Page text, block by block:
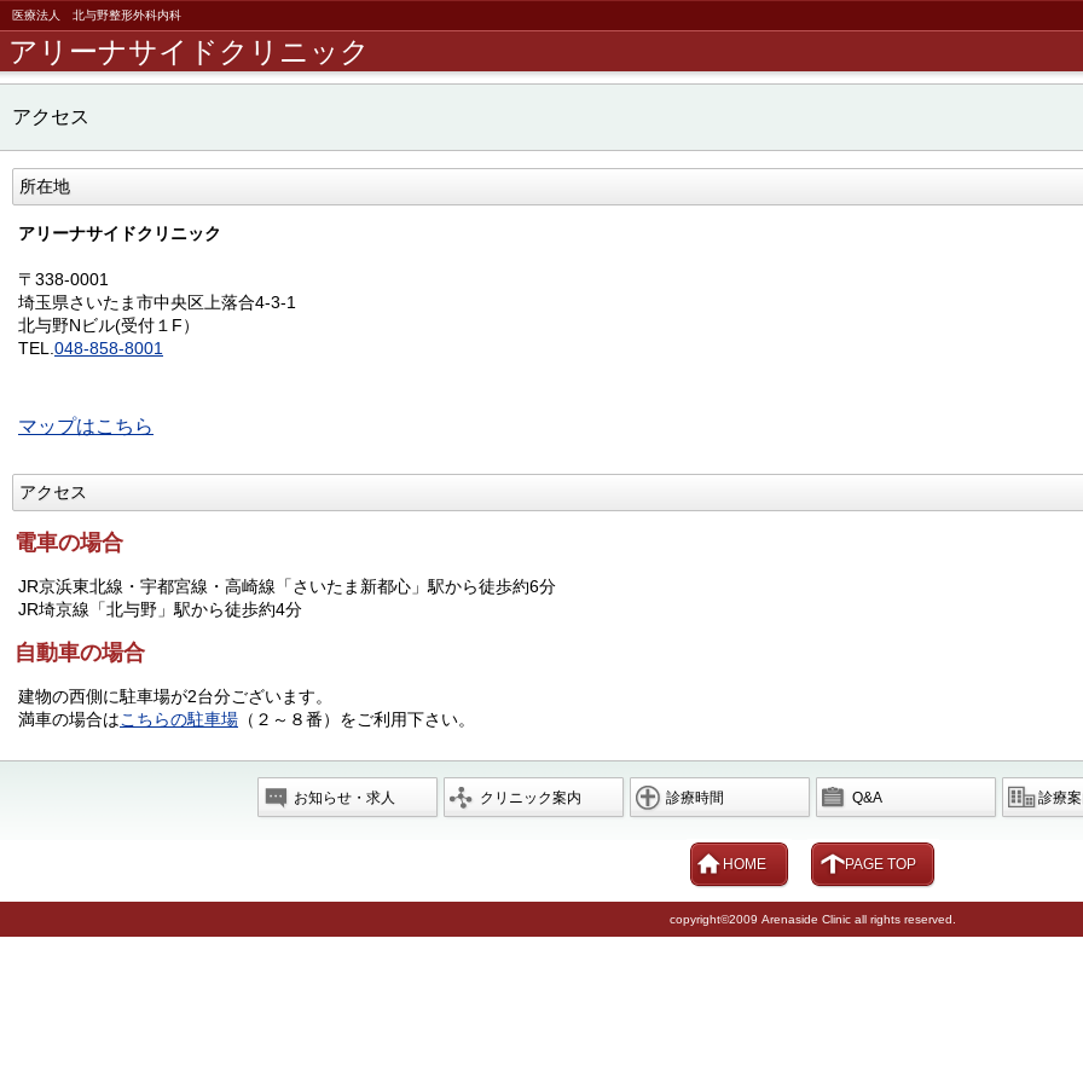
医療法人 北与野整形外科内科
アリーナサイドクリニック
アクセス
所在地
アリーナサイドクリニック
〒338-0001
埼玉県さいたま市中央区上落合4-3-1
北与野Nビル(受付１F）
TEL. 048-858-8001
マップはこちら
アクセス
電車の場合
JR京浜東北線・宇都宮線・高崎線「さいたま新都心」駅から徒歩約6分
JR埼京線「北与野」駅から徒歩約4分
自動車の場合
建物の西側に駐車場が2台分ございます。
満車の場合はこちらの駐車場 （２～８番）をご利用下さい。
お知らせ・求人 クリニック案内 診療時間 Q&A 診療
HOME PAGE TOP
copyright©2009 Arenaside Clinic all rights reserved.